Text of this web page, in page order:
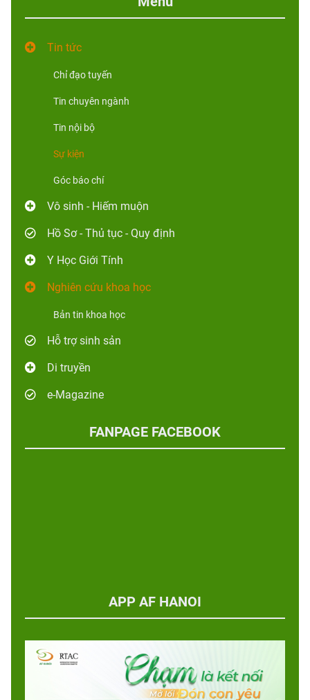
Tin tức
Chỉ đạo tuyến
Tin chuyên ngành
Tin nội bộ
Sự kiện
Góc báo chí
Vô sinh - Hiếm muộn
Hồ Sơ - Thủ tục - Quy định
Y Học Giới Tính
Nghiên cứu khoa học
Bản tin khoa học
Hỗ trợ sinh sản
Di truyền
e-Magazine
FANPAGE FACEBOOK
APP AF HANOI